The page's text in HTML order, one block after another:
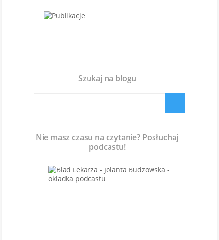
Szukaj na blogu
Nie masz czasu na czytanie? Posłuchaj
podcastu!